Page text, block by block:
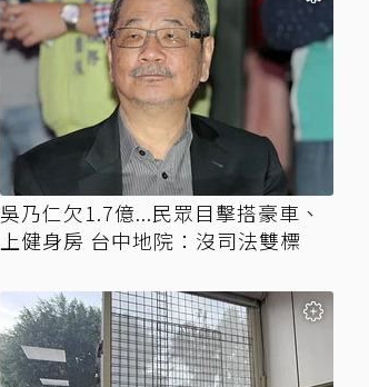
吳乃仁欠1.7億...民眾目擊搭豪車、
上健身房 台中地院：沒司法雙標